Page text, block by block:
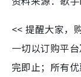
<< 提醒大家，
一切以订购平
完即止；所有